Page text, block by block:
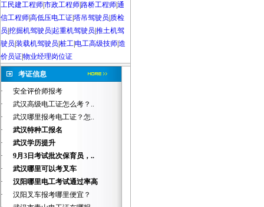
工民建工程师市政工程师路桥工程师通
信工程师高低压电工证塔吊驾驶员 质检
员 挖掘机驾驶员|起重机驾驶员 推土机驾
驶员 装载机驾驶员 桩工电工高级技师造
价员证物业经理岗位证
考证信息
·
安全评价师报考
·
武汉高级电工证怎么考？..
·
武汉哪里报考电工证？怎..
·
武汉特种工报名
·
武汉学历提升
·
9月3日考试批次保育员，..
·
武汉哪里可以考叉车
·
汉阳哪里电工考试通过率高
·
汉阳叉车报考哪里便宜？